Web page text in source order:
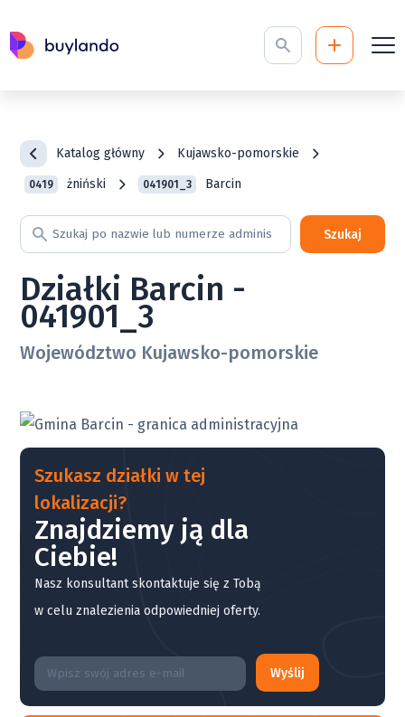
Katalog główny Kujawsko-pomorskie
0419 żniński 041901_3 Barcin
Szukaj
Działki Barcin -
041901_3
Województwo Kujawsko-pomorskie
Szukasz działki w tej
lokalizacji?
Znajdziemy ją dla
Ciebie!
Nasz konsultant skontaktuje się z Tobą
w celu znalezienia odpowiedniej oferty.
Wyślij